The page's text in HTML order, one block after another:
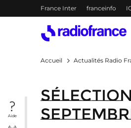
Accès direct :
Menu principal
France Inter franceinfo
Aide
Accueil Actualités Radio